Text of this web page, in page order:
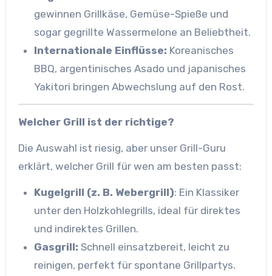
gewinnen Grillkäse, Gemüse-Spieße und
sogar gegrillte Wassermelone an Beliebtheit.
Internationale Einflüsse: Koreanisches
BBQ, argentinisches Asado und japanisches
Yakitori bringen Abwechslung auf den Rost.
Welcher Grill ist der richtige?
Die Auswahl ist riesig, aber unser Grill-Guru
erklärt, welcher Grill für wen am besten passt:
Kugelgrill (z. B. Webergrill): Ein Klassiker
unter den Holzkohlegrills, ideal für direktes
und indirektes Grillen.
Gasgrill: Schnell einsatzbereit, leicht zu
reinigen, perfekt für spontane Grillpartys.